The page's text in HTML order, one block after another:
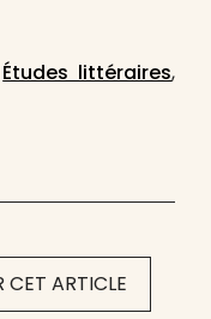
Études littéraires,
CET ARTICLE